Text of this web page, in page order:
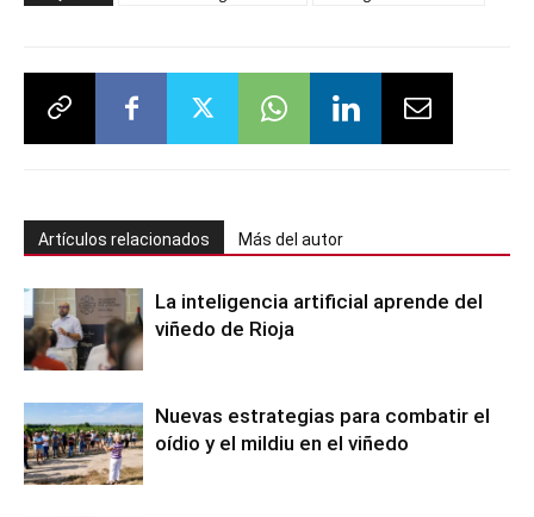
Artículos relacionados Más del autor
La inteligencia artificial aprende del
viñedo de Rioja
Nuevas estrategias para combatir el
oídio y el mildiu en el viñedo